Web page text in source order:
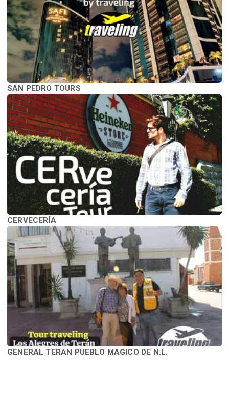
SAN PEDRO TOURS
CERVECERÍA
GENERAL TERAN PUEBLO MAGICO DE N.L.